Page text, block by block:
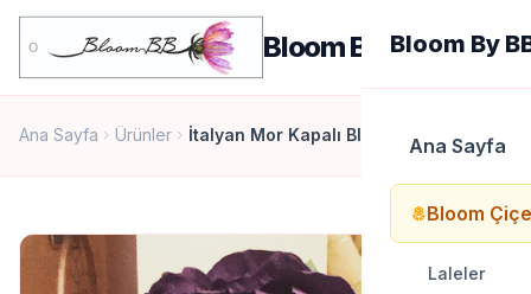
Bloom By BBBloom By
Ana Sayfa
local_floristBloom
Laleler
Ana Sayfa chevron_right Ürünler chevron_right İtalyan Mor Kapalı Bloom